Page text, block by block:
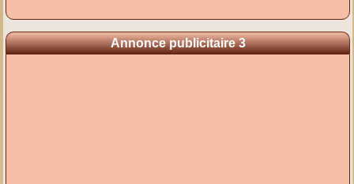
Annonce publicitaire 3